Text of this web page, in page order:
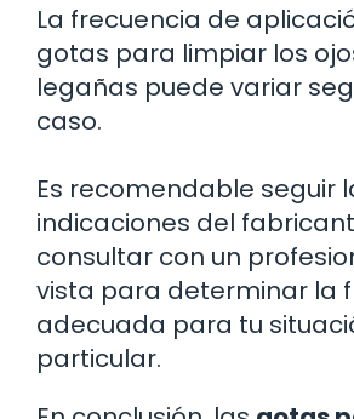
La frecuencia de
gotas para limpiar los
legañas puede variar
caso.
Es recomendable seguir
indicaciones del
consultar con un
vista para determinar la
adecuada para tu
particular.